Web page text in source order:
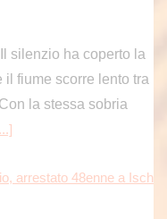
silenzio ha coperto la
fiume scorre lento tra
la stessa sobria
arrestato 48enne a Isch